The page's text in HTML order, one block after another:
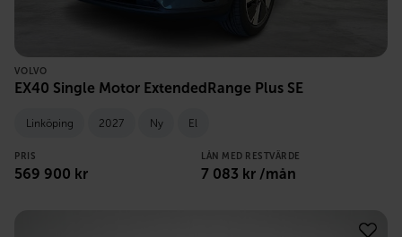
VOLVO
EX40 Single Motor ExtendedRange Plus SE
Linköping 2027 Ny El
PRIS
569 900 kr
LÅN MED RESTVÄRDE
7 083 kr /mån